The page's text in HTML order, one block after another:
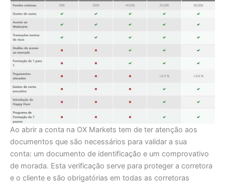
Ao abrir a conta na OX Markets tem de ter atenção aos
documentos que são necessários para validar a sua
conta: um documento de identificação e um comprovativo
de morada. Esta verificação serve para proteger a corretora
e o cliente e são obrigatórias em todas as corretoras